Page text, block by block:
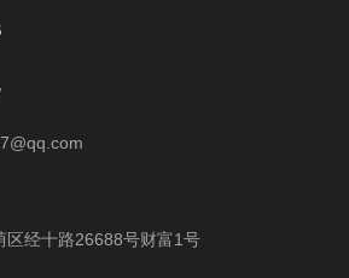
区经十路26688号财富1号